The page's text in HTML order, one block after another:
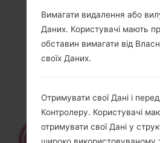
Вимагати видалення або
Даних. Користувачі мають
обставин вимагати від
своїх Даних.
Отримувати свої Дані і
Контролеру. Користувачі
отримувати свої Дані у